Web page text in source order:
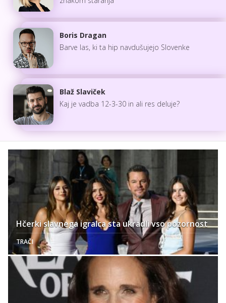
Boris Dragan
Barve las, ki ta hip navdušujejo Slovenke
Blaž Slaviček
Kaj je vadba 12-3-30 in ali res deluje?
Hčerki slavnega igralca sta ukradli vso pozornost
TRAČI